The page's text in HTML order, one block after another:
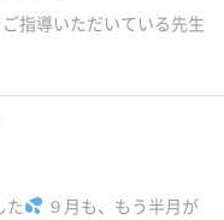
指導いただいている先生
た
９月も、もう半月が